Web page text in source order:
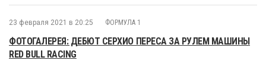
23 февраля 2021 в 20:25 ФОРМУЛА 1
ФОТОГАЛЕРЕЯ: ДЕБЮТ СЕРХИО ПЕРЕСА ЗА РУЛЕМ МАШИНЫ
RED BULL RACING